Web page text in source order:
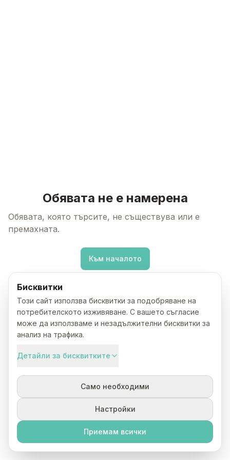
Обявата не е намерена
Обявата, която търсите, не съществува или е
премахната.
Към началото
Бисквитки
Този сайт използва бисквитки за подобряване на
потребителското изживяване. С вашето съгласие
може да използваме и незадължителни бисквитки за
анализ на трафика.
Детайли за бисквитките
Само необходими
Настройки
Приемам всички